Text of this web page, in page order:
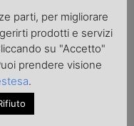
parti, per migliorare
prodotti e servizi
su "Accetto"
prendere visione
.